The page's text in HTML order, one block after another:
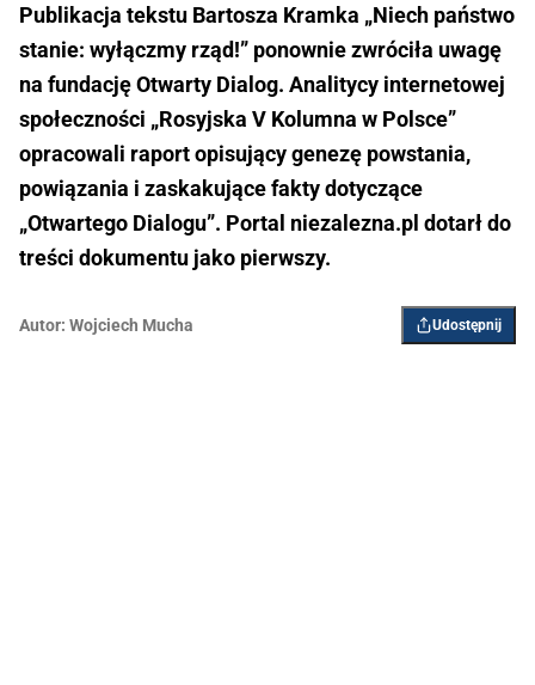
Publikacja tekstu Bartosza Kramka „Niech państwo
stanie: wyłączmy rząd!” ponownie zwróciła uwagę
na fundację Otwarty Dialog. Analitycy internetowej
społeczności „Rosyjska V Kolumna w Polsce”
opracowali raport opisujący genezę powstania,
powiązania i zaskakujące fakty dotyczące
„Otwartego Dialogu”. Portal niezalezna.pl dotarł do
treści dokumentu jako pierwszy.
Autor: Wojciech Mucha Udostępnij